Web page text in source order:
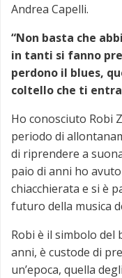
Andrea Capelli.
“Non basta che
in tanti si fanno
perdono il blues,
coltello che ti
Ho conosciuto Robi
periodo di
di riprendere a
paio di anni ho
chiacchierata e si è
futuro della musica
Robi è il simbolo del
anni, è custode di
un’epoca, quella